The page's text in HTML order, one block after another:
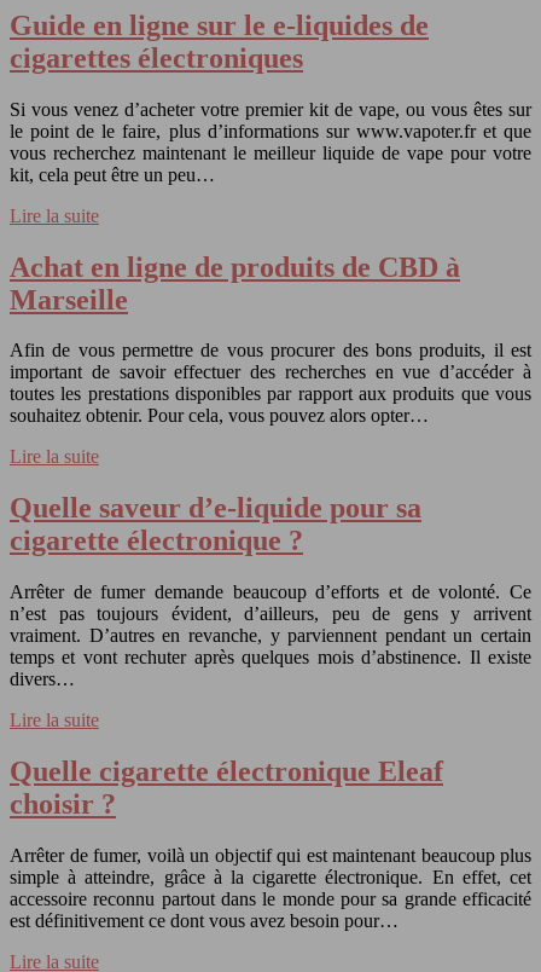
Guide en ligne sur le e-liquides de
cigarettes électroniques
Si vous venez d’acheter votre premier kit de vape, ou vous êtes sur
le point de le faire, plus d’informations sur www.vapoter.fr et que
vous recherchez maintenant le meilleur liquide de vape pour votre
kit, cela peut être un peu…
Lire la suite
Achat en ligne de produits de CBD à
Marseille
Afin de vous permettre de vous procurer des bons produits, il est
important de savoir effectuer des recherches en vue d’accéder à
toutes les prestations disponibles par rapport aux produits que vous
souhaitez obtenir. Pour cela, vous pouvez alors opter…
Lire la suite
Quelle saveur d’e-liquide pour sa
cigarette électronique ?
Arrêter de fumer demande beaucoup d’efforts et de volonté. Ce
n’est pas toujours évident, d’ailleurs, peu de gens y arrivent
vraiment. D’autres en revanche, y parviennent pendant un certain
temps et vont rechuter après quelques mois d’abstinence. Il existe
divers…
Lire la suite
Quelle cigarette électronique Eleaf
choisir ?
Arrêter de fumer, voilà un objectif qui est maintenant beaucoup plus
simple à atteindre, grâce à la cigarette électronique. En effet, cet
accessoire reconnu partout dans le monde pour sa grande efficacité
est définitivement ce dont vous avez besoin pour…
Lire la suite